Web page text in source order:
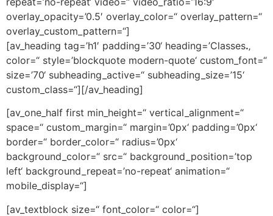
overlay_opacity=’0.5′ overlay_color=“ overlay_pattern=“
overlay_custom_pattern=“]
[av_heading tag=’h1′ padding=’30‘ heading=’Classes.‚
color=“ style=’blockquote modern-quote‘ custom_font=“
size=’70‘ subheading_active=“ subheading_size=’15‘
custom_class=“][/av_heading]
[av_one_half first min_height=“ vertical_alignment=“
space=“ custom_margin=“ margin=’0px‘ padding=’0px‘
border=“ border_color=“ radius=’0px‘
background_color=“ src=“ background_position=’top
left‘ background_repeat=’no-repeat‘ animation=“
mobile_display=“]
[av_textblock size=“ font_color=“ color=“]